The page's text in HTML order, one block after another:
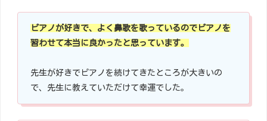
ピアノが好きで、よく鼻歌を歌っているのでピアノを
習わせて本当に良かったと思っています。
先生が好きでピアノを続けてきたところが大きいの
で、先生に教えていただけて幸運でした。